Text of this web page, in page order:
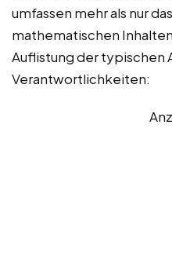
umfassen mehr als nur
mathematischen
Auflistung der typischen
Verantwortlichkeiten: